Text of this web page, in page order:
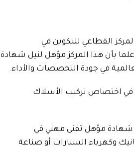
القطاعي للتكوين في
بأن هذا المركز مؤهل لنيل شهادة
في جودة التخصصات والأداء.
في اختصاص تركيب الأسلاك
شهادة مؤهل تقني مهني في
وكهرباء السيارات أو صناعة